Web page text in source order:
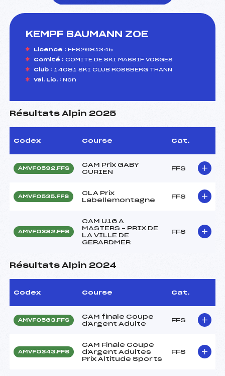
KEMPF BAUMANN ZOE
Licence : FFS2681345
Comité : COMITE DE SKI MASSIF VOSGES
Club : 14081 SKI CLUB ROSSBERG THANN
Val. Lic. : Non
Résultats Alpin 2025
Codex Course Cat.
AMVF0592.FFS
CAM Prix GABY
CURIEN
FFS
AMVF0535.FFS
CLA Prix
Labellemontagne
FFS
AMVF0382.FFS
CAM U16 A
MASTERS – PRIX DE
LA VILLE DE
GERARDMER
FFS
Résultats Alpin 2024
Codex Course Cat.
AMVF0563.FFS
CAM finale Coupe
d'Argent Adulte
FFS
AMVF0343.FFS
CAM Finale Coupe
d'Argent Adultes
Prix Altitude Sports
FFS